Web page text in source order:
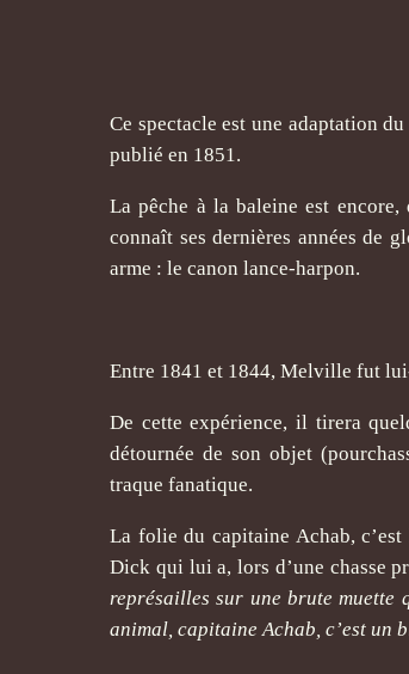
Ce spectacle est une adaptation
publié en 1851.
La pêche à la baleine est
connaît ses dernières années de
arme : le canon lance-harpon.
Entre 1841 et 1844, Melville fut
De cette expérience, il tirera
détournée de son objet
traque fanatique.
La folie du capitaine Achab,
Dick qui lui a, lors d’une chasse
représailles sur une brute muette
animal, capitaine Achab, c’est un